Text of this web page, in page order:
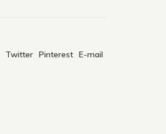
Twitter Pinterest E-mail